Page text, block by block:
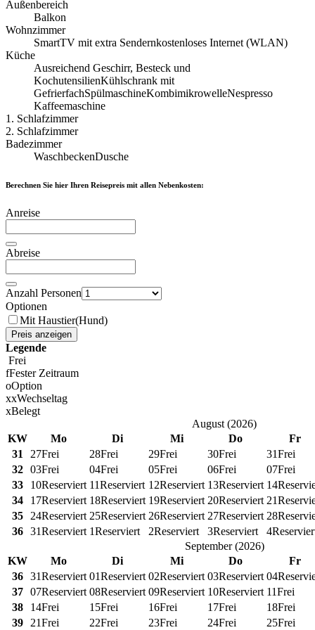
Außenbereich
Balkon
Wohnzimmer
SmartTV mit extra Sendernkostenloses Internet (WLAN)
Küche
Ausreichend Geschirr, Besteck und
KochutensilienKühlschrank mit
GefrierfachSpülmaschineKombimikrowelleNespresso
Kaffeemaschine
1. Schlafzimmer
2. Schlafzimmer
Badezimmer
WaschbeckenDusche
Berechnen Sie hier Ihren Reisepreis mit allen Nebenkosten:
Anreise
Abreise
Anzahl Personen
Optionen
Mit Haustier(Hund)
Preis anzeigen
Legende
Frei
fFester Zeitraum
oOption
xxWechseltag
xBelegt
August (2026)
KW
Mo Di Mi Do
Fr
31
27Frei 28Frei 29Frei 30Frei 31Frei
32 03Frei 04Frei 05Frei 06Frei 07Frei
33
10Reserviert 11Reserviert 12Reserviert 13Reserviert 14
34
17Reserviert 18Reserviert 19Reserviert 20Reserviert 21
35
24Reserviert 25Reserviert 26Reserviert 27Reserviert 28
36 31Reserviert 1Reserviert 2Reserviert 3Reserviert 4
September(2026)
KW
Mo Di Mi Do
Fr
36 31Reserviert 01Reserviert 02Reserviert 03Reserviert 04
37 07Reserviert 08Reserviert 09Reserviert 10Reserviert 11Frei
38
14Frei 15Frei 16Frei 17Frei 18Frei
39
21Frei 22Frei 23Frei 24Frei 25Frei